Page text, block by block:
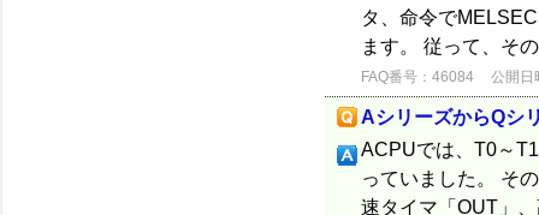
タ、命令で
ます。 従って、そ
FAQ番号：46084 公開日
AシリーズからQシ
ACPUでは、T0～
っていました。 そ
速タイマ「OUT」